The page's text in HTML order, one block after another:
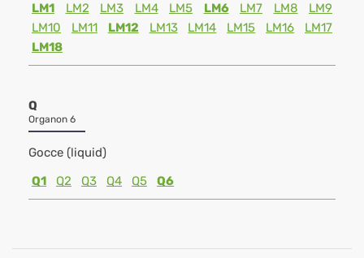
LM1
LM2 LM3 LM4 LM5 LM6 LM7 LM8
LM9
LM10
LM11 LM12 LM13 LM14 LM15 LM16
LM17
LM18
Q
Organon 6
Gocce (liquid)
Q1
Q2 Q3 Q4 Q5 Q6